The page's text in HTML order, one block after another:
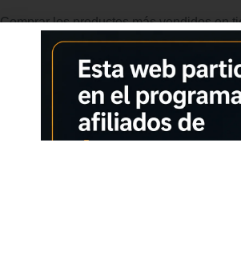
Comprar los productos más vendidos en
TECLADO MUSICAL MULTIFUNCIONAL
perfecto para la iniciación musical de los
función de piano infantil, altavoces
con micrófono 🎙️, entrada de audio 🎧,
reproducción 🔄 ⏳, Se alimenta con pilas